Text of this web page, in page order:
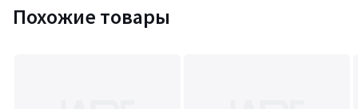
Похожие товары